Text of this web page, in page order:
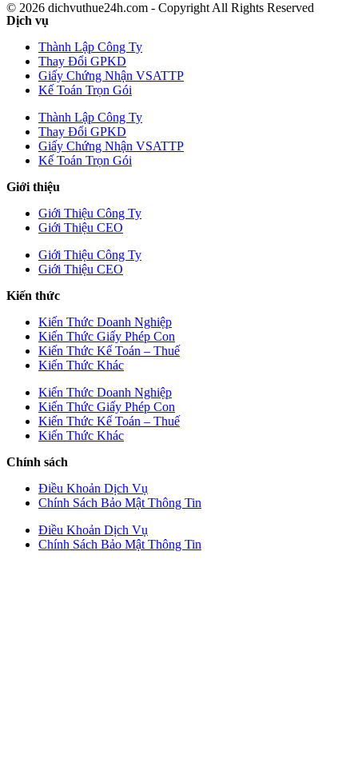
© 2026 dichvuthue24h.com - Copyright All Rights Reserved
Dịch vụ
Thành Lập Công Ty
Thay Đổi GPKD
Giấy Chứng Nhận VSATTP
Kế Toán Trọn Gói
Thành Lập Công Ty
Thay Đổi GPKD
Giấy Chứng Nhận VSATTP
Kế Toán Trọn Gói
Giới thiệu
Giới Thiệu Công Ty
Giới Thiệu CEO
Giới Thiệu Công Ty
Giới Thiệu CEO
Kiến thức
Kiến Thức Doanh Nghiệp
Kiến Thức Giấy Phép Con
Kiến Thức Kế Toán – Thuế
Kiến Thức Khác
Kiến Thức Doanh Nghiệp
Kiến Thức Giấy Phép Con
Kiến Thức Kế Toán – Thuế
Kiến Thức Khác
Chính sách
Điều Khoản Dịch Vụ
Chính Sách Bảo Mật Thông Tin
Điều Khoản Dịch Vụ
Chính Sách Bảo Mật Thông Tin